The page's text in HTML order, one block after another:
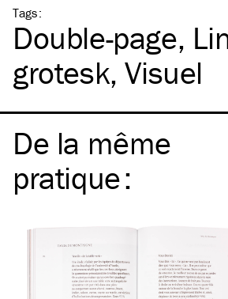
Tags:
Double-page
grotesk Visuel
De la même
pratique: